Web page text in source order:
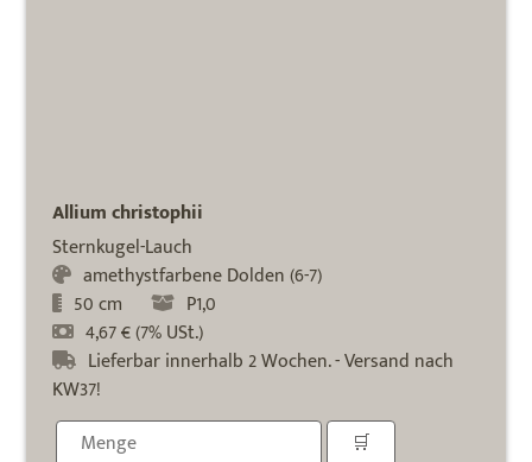
Allium christophii
Sternkugel-Lauch
amethystfarbene Dolden (6-7)
50 cm
P1,0
4,67 € (7% USt.)
Lieferbar innerhalb 2 Wochen. - Versand nach
KW37!